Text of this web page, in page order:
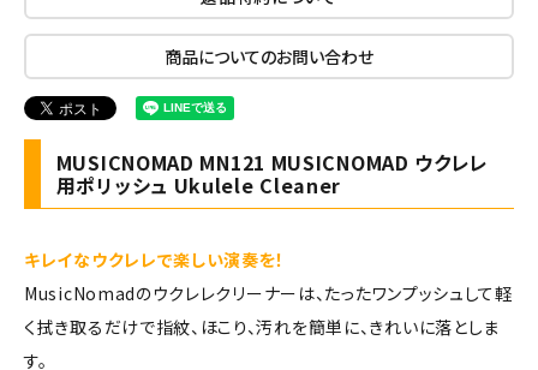
商品についてのお問い合わせ
MUSICNOMAD MN121 MUSICNOMAD ウクレレ
用ポリッシュ Ukulele Cleaner
キレイなウクレレで楽しい演奏を！
MusicNomadのウクレレクリーナーは、たったワンプッシュして軽
く拭き取るだけで指紋、ほこり、汚れを簡単に、きれいに落としま
す。